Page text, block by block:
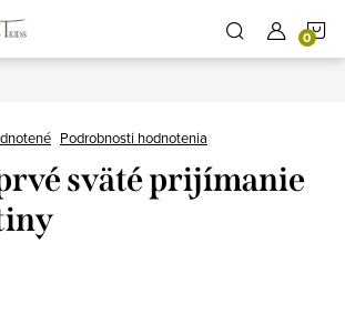
Podrobnosti hodnotenia
sväté prijímanie